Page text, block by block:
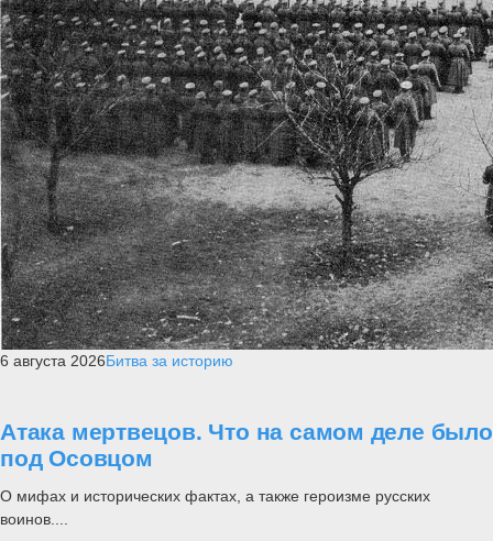
6 августа 2026Битва за историю
Атака мертвецов. Что на самом деле было
под Осовцом
О мифах и исторических фактах, а также героизме русских
воинов....